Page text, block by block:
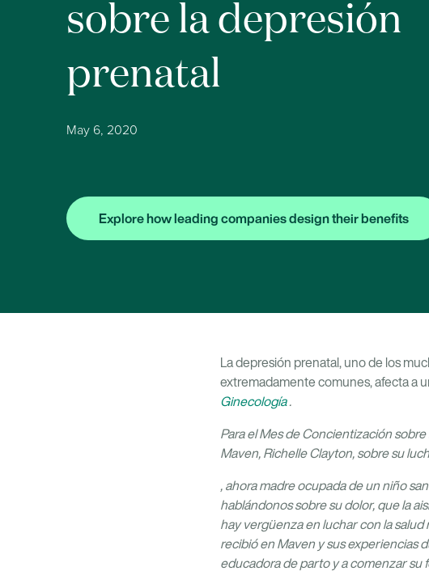
sobre la depresión
prenatal
May 6, 2020
Explore how leading companies design their benefits
La depresión prenatal, uno de los
extremadamente comunes, afecta a
Ginecología.
Para el Mes de Concientización
Maven, Richelle Clayton, sobre su
, ahora madre ocupada de un niño
hablándonos sobre su dolor, que la
hay vergüenza en luchar con la salud
recibió en Maven y sus experiencias
educadora de parto y a comenzar su